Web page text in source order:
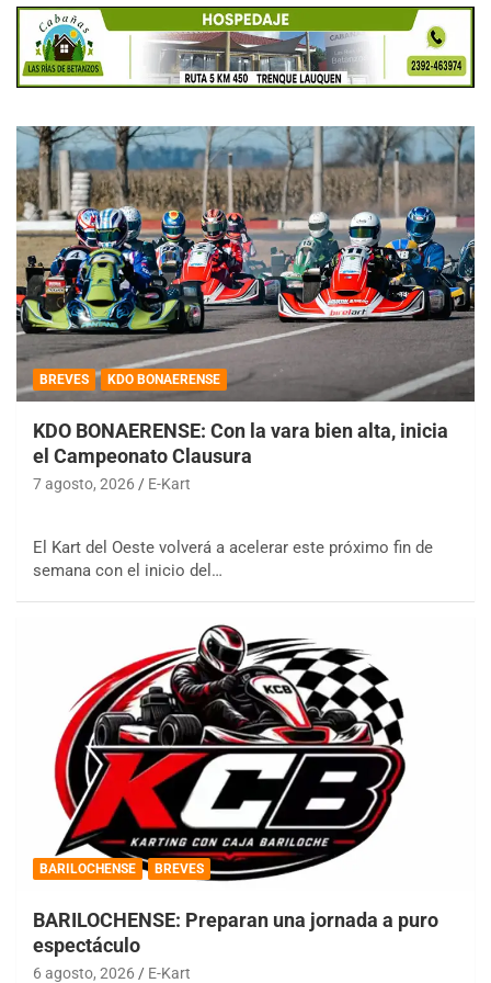
BREVES KDO BONAERENSE
KDO BONAERENSE: Con la vara bien alta, inicia
el Campeonato Clausura
7 agosto, 2026 E-Kart
El Kart del Oeste volverá a acelerar este próximo fin de
semana con el inicio del…
BARILOCHENSE BREVES
BARILOCHENSE: Preparan una jornada a puro
espectáculo
6 agosto, 2026 E-Kart